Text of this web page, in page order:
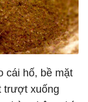
cái hố, bề mặt
trượt xuống